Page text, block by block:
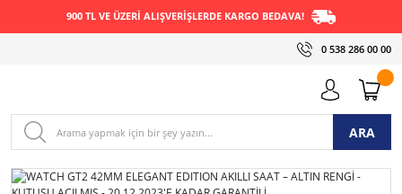
900 TL VE ÜZERİ ALIŞVERİŞLERDE KARGO BEDAVA!
0 538 286 00 00
ARA